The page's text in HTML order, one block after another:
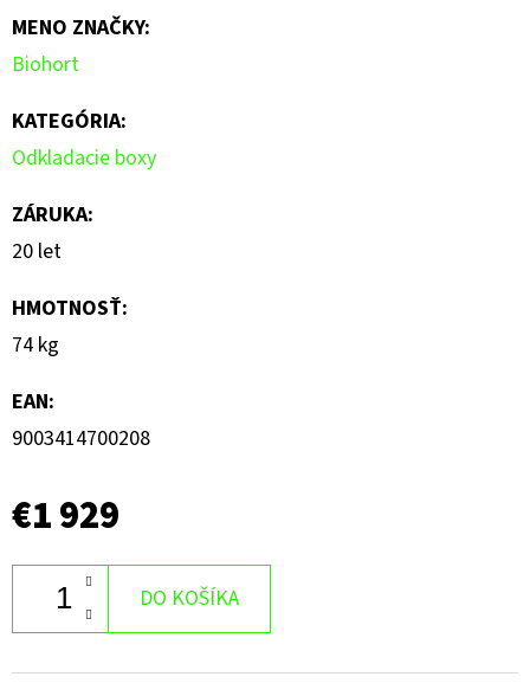
MENO ZNAČKY:
Biohort
KATEGÓRIA:
Odkladacie boxy
ZÁRUKA:
20 let
HMOTNOSŤ:
74 kg
EAN:
9003414700208
€1 929
DO KOŠÍKA